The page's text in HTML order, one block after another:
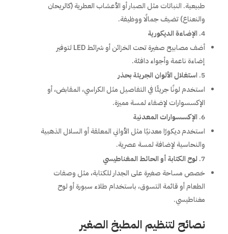
طبيعية. النباتات مثل الصبار أو الأعشاب العطرية (كالريحان
والنعناع) تضيف جمالًا ووظيفة.
الإضاءة الديكورية
أضف مصابيح صغيرة تحت الخزائن أو شرائط LED لتوفير
إضاءة ناعمة وأجواء دافئة.
استغلال الألوان الجريئة بحذر
استخدم لونًا جريئًا في التفاصيل مثل الكراسي، المقابض، أو
الإكسسوارات لإضفاء لمسة مميزة.
الإكسسوارات المعدنية
استخدم ديكورًا معدنيًا مثل الأواني المعلقة أو السلال الذهبية
والنحاسية لإضافة لمسة عصرية.
لوح الكتابة أو الحائط المغناطيسي
خصص مساحة صغيرة على الجدار للكتابة، مثل وصفات
الطعام أو قائمة التسوق، باستخدام طلاء سبورة أو لوح
مغناطيسي.
نصائح لتنظيم المطبخ الصغير